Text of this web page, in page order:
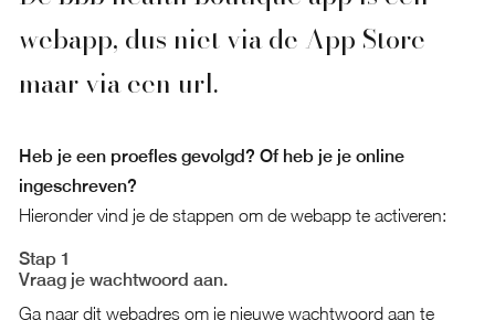
webapp, dus niet via de App Store
maar via een url.
Heb je een proeflesgevolgd? Of heb je je online
ingeschreven?
Hieronder vind je de stappen om de webapp te activeren:
Stap 1
Vraag je wachtwoord aan.
Ga naar dit webadres om je nieuwe wachtwoord aan te